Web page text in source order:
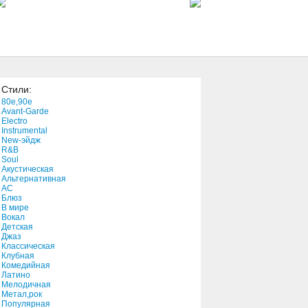
4:28
Стили:
80e,90e
Avant-Garde
Electro
Instrumental
New-эйдж
R&B
Soul
Акустическая
Альтернативная
АС
Блюз
В мире
Вокал
Детская
Джаз
Классическая
Клубная
Комедийная
Латино
Мелодичная
Метал,рок
Популярная